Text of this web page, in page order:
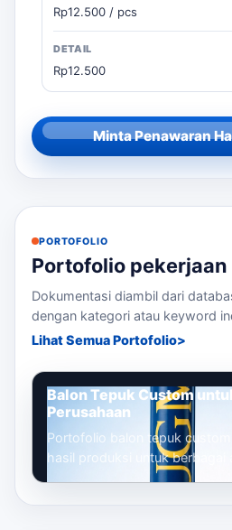
Rp12.500 / pcs
Rp12.500
Minta Penawaran
PORTOFOLIO
Portofolio
Dokumentasi diambil dari
dengan kategori atau keyword
Lihat Semua Portofolio
Balon Tepuk Custom
Perusahaan
Portofolio balon tepuk
hasil produksi untuk berbagai
mulai dari gathering, seminar,